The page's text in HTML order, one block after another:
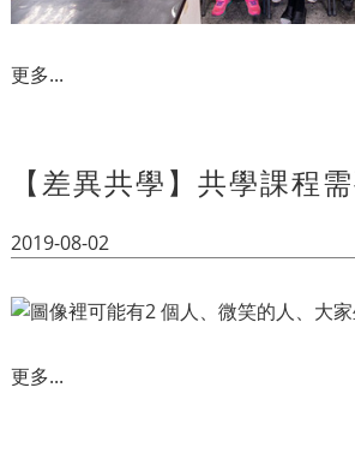
更多...
【差異共學】共學課程
2019-08-02
更多...